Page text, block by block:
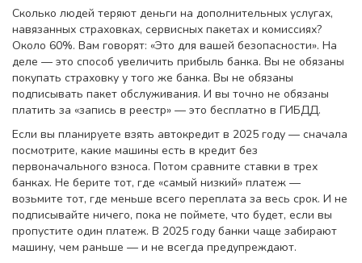
Сколько людей теряют деньги на дополнительных услугах,
навязанных страховках, сервисных пакетах и комиссиях?
Около 60%. Вам говорят: «Это для вашей безопасности». На
деле — это способ увеличить прибыль банка. Вы не обязаны
покупать страховку у того же банка. Вы не обязаны
подписывать пакет обслуживания. И вы точно не обязаны
платить за «запись в реестр» — это бесплатно в ГИБДД.
Если вы планируете взять автокредит в 2025 году — сначала
посмотрите, какие машины есть в кредит без
первоначального взноса. Потом сравните ставки в трех
банках. Не берите тот, где «самый низкий» платеж —
возьмите тот, где меньше всего переплата за весь срок. И не
подписывайте ничего, пока не поймете, что будет, если вы
пропустите один платеж. В 2025 году банки чаще забирают
машину, чем раньше — и не всегда предупреждают.